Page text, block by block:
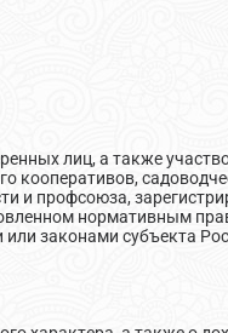
лиц, а также
и профсоюза,
нормативным
законами субъекта